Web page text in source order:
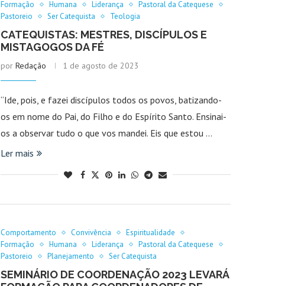
Formação
Humana Liderança
Pastoral da Catequese
Pastoreio
Ser Catequista Teologia
CATEQUISTAS: MESTRES, DISCÍPULOS E
MISTAGOGOS DA FÉ
por Redação 1 de agosto de 2023
“Ide, pois, e fazei discípulos todos os povos, batizando-
os em nome do Pai, do Filho e do Espírito Santo. Ensinai-
os a observar tudo o que vos mandei. Eis que estou …
Ler mais
Comportamento Convivência
Espiritualidade
Formação
Humana Liderança
Pastoral da Catequese
Pastoreio
Planejamento Ser Catequista
SEMINÁRIO DE COORDENAÇÃO 2023 LEVARÁ